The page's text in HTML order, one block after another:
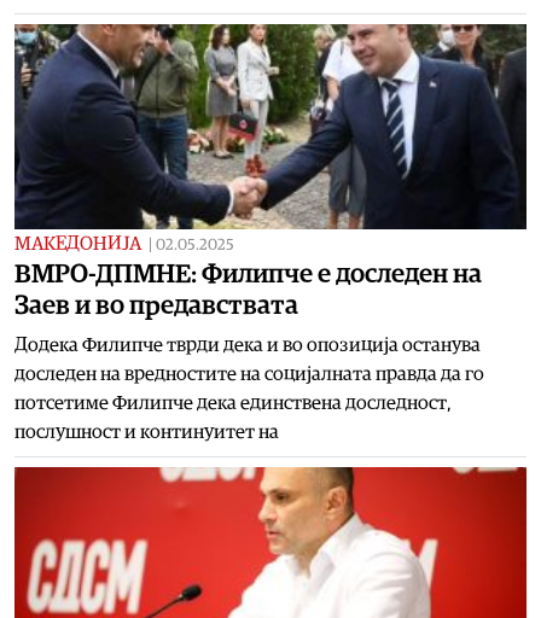
МАКЕДОНИЈА 02.05.2025
ВМРО-ДПМНЕ: Филипче е доследен на
Заев и во предавствата
Додека Филипче тврди дека и во опозиција останува
доследен на вредностите на социјалната правда да го
потсетиме Филипче дека единствена доследност,
послушност и континуитет на